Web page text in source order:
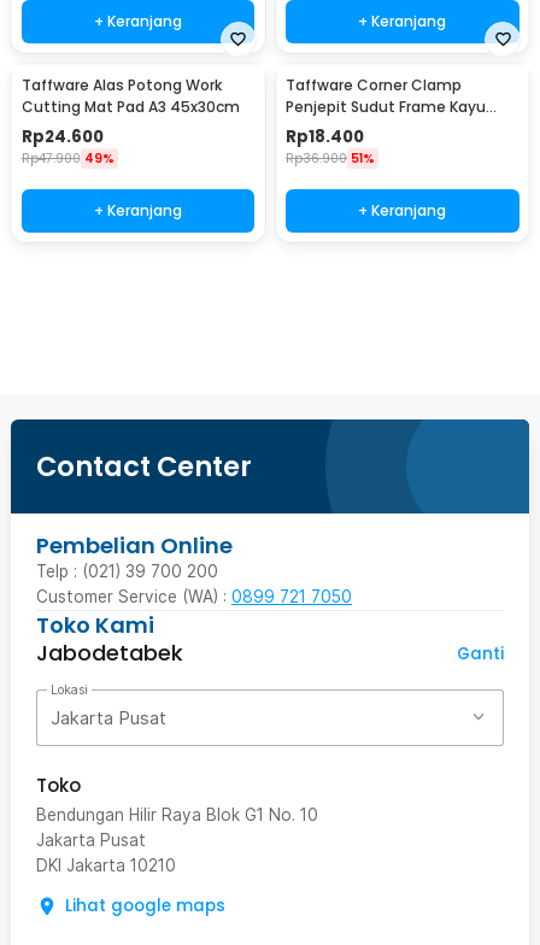
+ Keranjang + Keranjang
Taffware Alas Potong Work
Cutting Mat Pad A3 45x30cm
Rp24.600
Rp47.900 49%
+ Keranjang
Taffware Corner Clamp
Penjepit Sudut Frame Kayu
Angle 90 Derajat 75mm -
ZK147
Rp18.400
Rp36.900 51%
+ Keranjang
Contact Center
Pembelian Online
Telp : (021) 39 700 200
Customer Service (WA) : 0899 721 7050
Toko Kami
Jabodetabek
Ganti
Lokasi
Jakarta Pusat
Toko
Bendungan Hilir Raya Blok G1 No. 10
Jakarta Pusat
DKI Jakarta 10210
Lihat google maps